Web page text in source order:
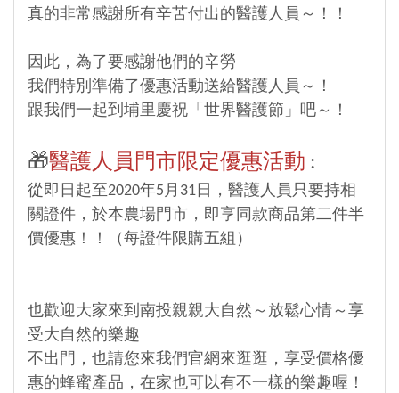
真的非常感謝所有辛苦付出的醫護人員～！！
因此，為了要感謝他們的辛勞
我們特別準備了優惠活動送給醫護人員～！
跟我們一起到埔里慶祝「世界醫護節」吧～！
🎁醫護人員門市限定優惠活動 :
從即日起至2020年5月31日，醫護人員只要持相
關證件，於本農場門市，即享同款商品第二件半
價優惠！！（每證件限購五組）
也歡迎大家來到南投親親大自然～放鬆心情～享
受大自然的樂趣
不出門，也請您來我們官網來逛逛，享受價格優
惠的蜂蜜產品，在家也可以有不一樣的樂趣喔！